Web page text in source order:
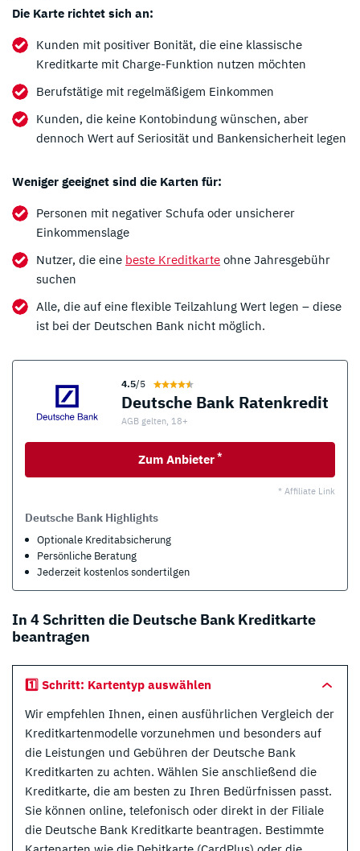
Die Karte richtet sich an:
Kunden mit positiver Bonität, die eine klassische
Kreditkarte mit Charge-Funktion nutzen möchten
Berufstätige mit regelmäßigem Einkommen
Kunden, die keine Kontobindung wünschen, aber
dennoch Wert auf Seriosität und Bankensicherheit legen
Weniger geeignet sind die Karten für:
Personen mit negativer Schufa oder unsicherer
Einkommenslage
Nutzer, die eine beste Kreditkarte ohne Jahresgebühr
suchen
Alle, die auf eine flexible Teilzahlung Wert legen – diese
ist bei der Deutschen Bank nicht möglich.
4.5/5
Deutsche Bank Ratenkredit
AGB gelten, 18+
Zum Anbieter *
* Affiliate Link
Deutsche Bank Highlights
Optionale Kredit­ab­sicherung
Persönliche Beratung
Jederzeit kostenlos sondertilgen
In 4 Schritten die Deutsche Bank Kreditkarte
beantragen
1️⃣ Schritt: Kartentyp auswählen
Wir empfehlen Ihnen, einen ausführlichen Vergleich der
Kreditkartenmodelle vorzunehmen und besonders auf
die Leistungen und Gebühren der Deutsche Bank
Kreditkarten zu achten. Wählen Sie anschließend die
Kreditkarte, die am besten zu Ihren Bedürfnissen passt.
Sie können online, telefonisch oder direkt in der Filiale
die Deutsche Bank Kreditkarte beantragen. Bestimmte